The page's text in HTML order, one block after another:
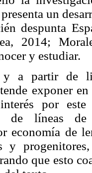
un
despunta
2014;
y estudiar.
a partir de
exponer
por
de líneas
economía de
y
que esto